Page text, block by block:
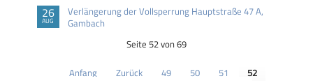
26
AUG
Verlängerung der Vollsperrung Hauptstraße 47 A,
Gambach
Seite 52 von 69
Anfang Zurück 49 50 51
52